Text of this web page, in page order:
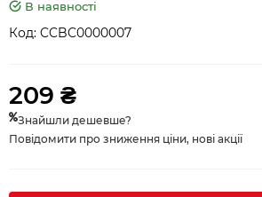
В наявності
Код: CCBC0000007
209 ₴
Знайшли дешевше?
Повідомити про зниження ціни, нові акції